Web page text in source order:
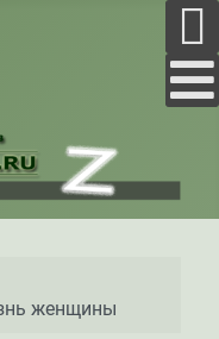
женщины